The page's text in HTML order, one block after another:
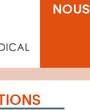
NOUS